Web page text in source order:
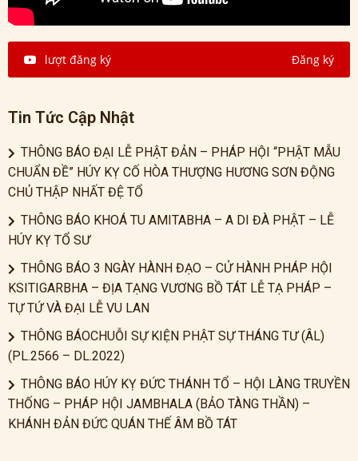
lượt đăng ký Đăng ký
Tin Tức Cập Nhật
THÔNG BÁO ĐẠI LỄ PHẬT ĐẢN – PHÁP HỘI “PHẬT MẪU
CHUẨN ĐỀ” HÚY KỴ CỐ HÒA THƯỢNG HƯƠNG SƠN ĐỘNG
CHỦ THẬP NHẤT ĐỆ TỔ
THÔNG BÁO KHOÁ TU AMITABHA – A DI ĐÀ PHẬT – LỄ
HÚY KỴ TỔ SƯ
THÔNG BÁO 3 NGÀY HÀNH ĐẠO – CỬ HÀNH PHÁP HỘI
KSITIGARBHA – ĐỊA TẠNG VƯƠNG BỒ TÁT LỄ TẠ PHÁP –
TỰ TỨ VÀ ĐẠI LỄ VU LAN
THÔNG BÁOCHUỖI SỰ KIỆN PHẬT SỰ THÁNG TƯ (ÂL)
(PL.2566 – DL.2022)
THÔNG BÁO HÚY KỴ ĐỨC THÁNH TỔ – HỘI LÀNG TRUYỀN
THỐNG – PHÁP HỘI JAMBHALA (BẢO TÀNG THẦN) –
KHÁNH ĐẢN ĐỨC QUÁN THẾ ÂM BỒ TÁT